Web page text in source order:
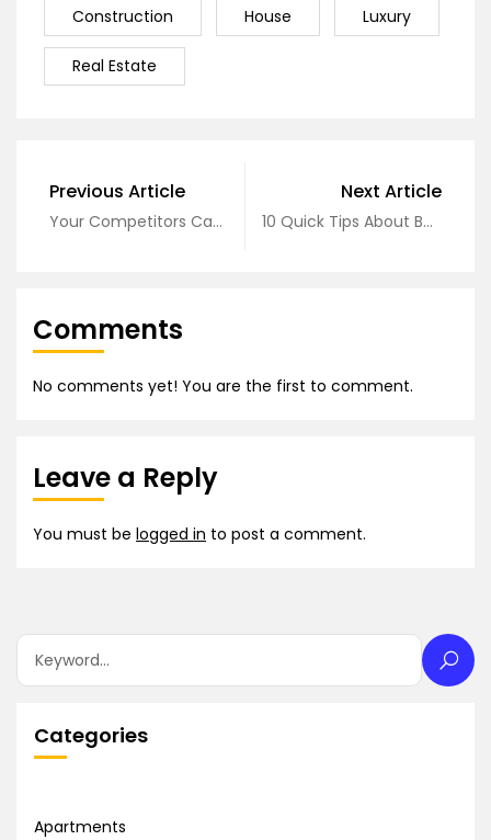
Construction House Luxury
Real Estate
Previous Article
Your Competitors Can About Real Estate
Next Article
10 Quick Tips About Business Development
Comments
No comments yet! You are the first to comment.
Leave a Reply
You must be logged in to post a comment.
Categories
Apartments